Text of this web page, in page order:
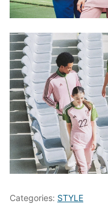
Categories: STYLE